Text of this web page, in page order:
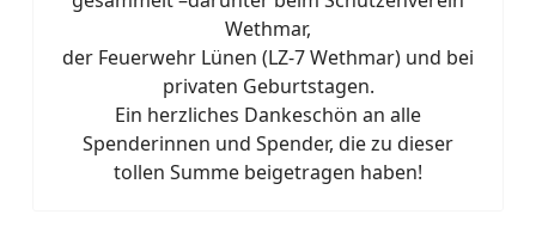
Wethmar,
der Feuerwehr Lünen (LZ-7 Wethmar) und bei
privaten Geburtstagen.
Ein herzliches Dankeschön an alle
Spenderinnen und Spender, die zu dieser
tollen Summe beigetragen haben!